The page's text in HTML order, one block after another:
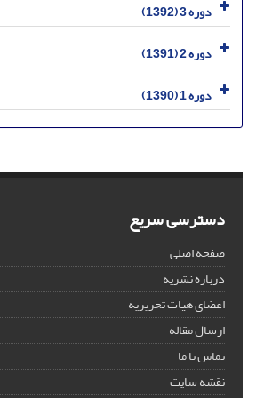
دوره 3 (1392)
دوره 2 (1391)
دوره 1 (1390)
دسترسی سریع
صفحه اصلی
درباره نشریه
اعضای هیات تحریریه
ارسال مقاله
تماس با ما
نقشه سایت